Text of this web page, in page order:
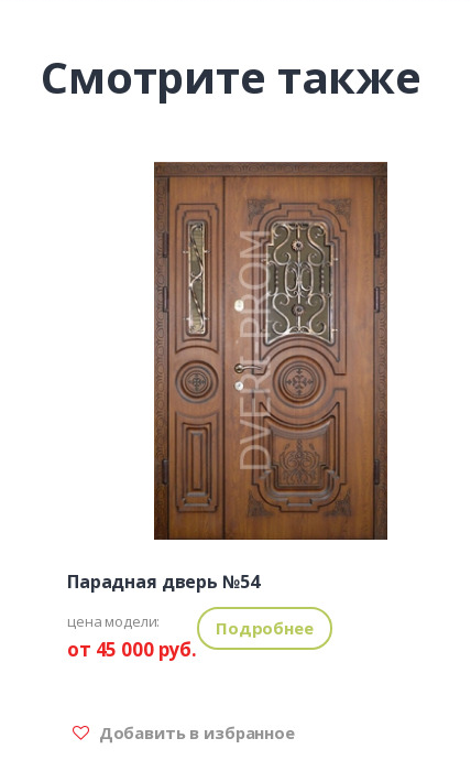
Смотрите также
Парадная дверь №54
цена модели:
от 45 000 руб.
Подробнее
Добавить в избранное